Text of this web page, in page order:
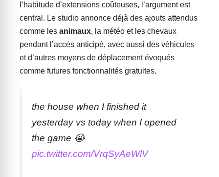
l’habitude d’extensions coûteuses, l’argument est
central. Le studio annonce déjà des ajouts attendus
comme les animaux, la météo et les chevaux
pendant l’accès anticipé, avec aussi des véhicules
et d’autres moyens de déplacement évoqués
comme futures fonctionnalités gratuites.
the house when I finished it
yesterday vs today when I opened
the game 😭
pic.twitter.com/VrqSyAeWlV